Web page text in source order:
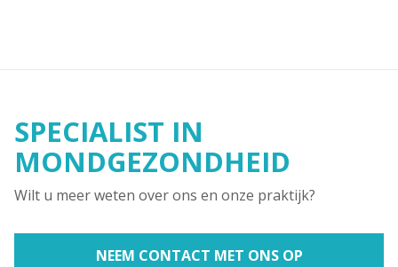
SPECIALIST IN
MONDGEZONDHEID
Wilt u meer weten over ons en onze praktijk?
NEEM CONTACT MET ONS OP